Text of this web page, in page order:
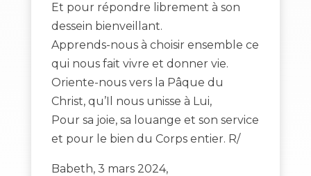
Et pour répondre librement à son
dessein bienveillant.
Apprends-nous à choisir ensemble ce
qui nous fait vivre et donner vie.
Oriente-nous vers la Pâque du
Christ, qu’Il nous unisse à Lui,
Pour sa joie, sa louange et son service
et pour le bien du Corps entier. R/
Babeth, 3 mars 2024,